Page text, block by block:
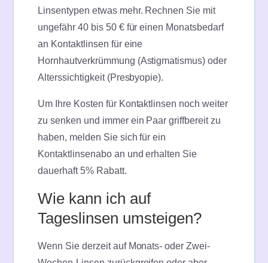
Linsentypen etwas mehr. Rechnen Sie mit
ungefähr 40 bis 50 € für einen Monatsbedarf
an Kontaktlinsen für eine
Hornhautverkrümmung (Astigmatismus) oder
Alterssichtigkeit (Presbyopie).
Um Ihre Kosten für Kontaktlinsen noch weiter
zu senken und immer ein Paar griffbereit zu
haben, melden Sie sich für ein
Kontaktlinsenabo an und erhalten Sie
dauerhaft 5% Rabatt.
Wie kann ich auf
Tageslinsen umsteigen?
Wenn Sie derzeit auf Monats- oder Zwei-